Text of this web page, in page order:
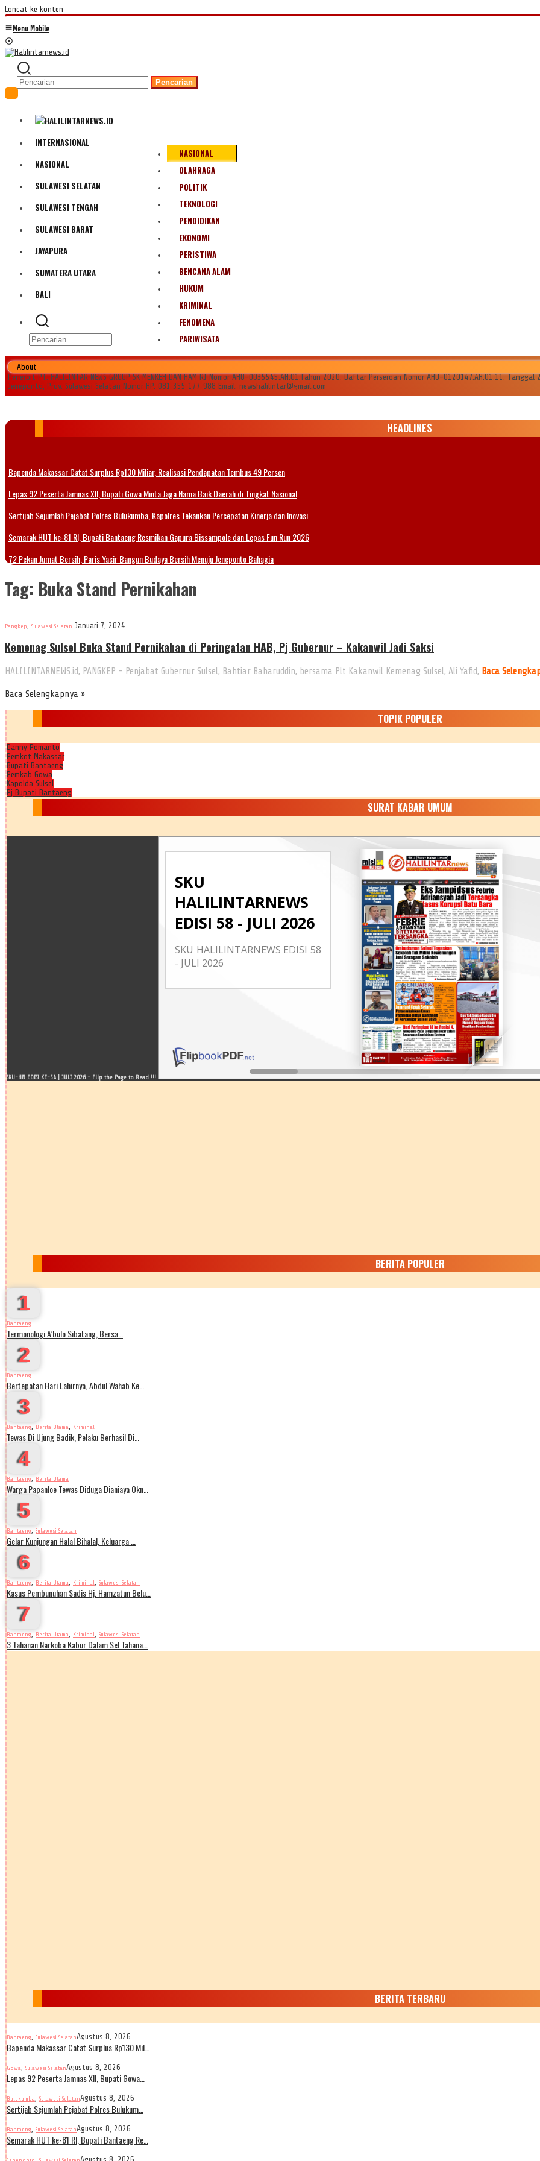
Loncat ke konten
Menu Mobile
Pencarian
INTERNASIONAL
NASIONAL
SULAWESI SELATAN
SULAWESI TENGAH
SULAWESI BARAT
JAYAPURA
SUMATERA UTARA
BALI
NASIONAL
OLAHRAGA
POLITIK
TEKNOLOGI
PENDIDIKAN
EKONOMI
PERISTIWA
BENCANA ALAM
HUKUM
KRIMINAL
FENOMENA
PARIWISATA
About
Penerbit PT. HALILINTAR NEWS GROUP SK MENKEH DAN HAM RI Nomor AHU-0035545.AH.01.Tahun 2020. Daftar Perseroan Nomor AHU-0120147.AH.01.11.
Jeneponto, Prov. Sulawesi Selatan Nomor HP. 081 355 177 988 Email: newshalilintar@gmail.com
HEADLINES
Bapenda Makassar Catat Surplus Rp130 Miliar, Realisasi Pendapatan Tembus 49 Persen
Lepas 92 Peserta Jamnas XII, Bupati Gowa Minta Jaga Nama Baik Daerah di Tingkat Nasional
Sertijab Sejumlah Pejabat Polres Bulukumba, Kapolres Tekankan Percepatan Kinerja dan Inovasi
Semarak HUT ke-81 RI, Bupati Bantaeng Resmikan Gapura Bissampole dan Lepas Fun Run 2026
72 Pekan Jumat Bersih, Paris Yasir Bangun Budaya Bersih Menuju Jeneponto Bahagia
Tag: Buka Stand Pernikahan
Pangkep, Sulawesi Selatan Januari 7, 2024
Kemenag Sulsel Buka Stand Pernikahan di Peringatan HAB, Pj Gubernur – Kakanwil Jadi Saksi
HALILINTARNEWS.id, PANGKEP – Penjabat Gubernur Sulsel, Bahtiar Baharuddin, bersama Plt Kakanwil Kemenag Sulsel, Ali Yafid, Baca
Baca Selengkapnya »
TOPIK POPULER
Danny Pomanto
Pemkot Makassar
Bupati Bantaeng
Pemkab Gowa
Kapolda Sulsel
Pj Bupati Bantaeng
SURAT KABAR UMUM
SKU-HN EDISI KE-54 | JULI 2026 - Flip the Page to Read !!!
BERITA POPULER
1
Bantaeng
Termonologi A’bulo Sibatang, Bersa…
2
Bantaeng
Bertepatan Hari Lahirnya, Abdul Wahab Ke…
3
Bantaeng, Berita Utama, Kriminal
Tewas Di Ujung Badik, Pelaku Berhasil Di…
4
Bantaeng, Berita Utama
Warga Papanloe Tewas Diduga Dianiaya Okn…
5
Bantaeng, Sulawesi Selatan
Gelar Kunjungan Halal Bihalal, Keluarga …
6
Bantaeng, Berita Utama, Kriminal, Sulawesi Selatan
Kasus Pembunuhan Sadis Hj. Hamzatun Belu…
7
Bantaeng, Berita Utama, Kriminal, Sulawesi Selatan
3 Tahanan Narkoba Kabur Dalam Sel Tahana…
BERITA TERBARU
Bantaeng, Sulawesi SelatanAgustus 8, 2026
Bapenda Makassar Catat Surplus Rp130 Mil…
Gowa, Sulawesi SelatanAgustus 8, 2026
Lepas 92 Peserta Jamnas XII, Bupati Gowa…
Bulukumba, Sulawesi SelatanAgustus 8, 2026
Sertijab Sejumlah Pejabat Polres Bulukum…
Bantaeng, Sulawesi SelatanAgustus 8, 2026
Semarak HUT ke-81 RI, Bupati Bantaeng Re…